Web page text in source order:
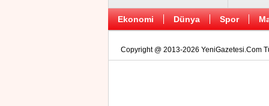
Ekonomi Dünya Spor
Copyright @ 2013-2026 YeniGazetesi.Com